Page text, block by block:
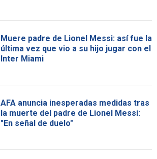
Muere padre de Lionel Messi: así fue la
última vez que vio a su hijo jugar con el
Inter Miami
AFA anuncia inesperadas medidas tras
la muerte del padre de Lionel Messi:
"En señal de duelo"